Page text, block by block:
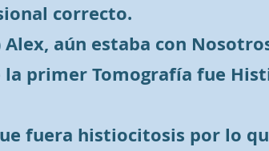
correcto.
aún estaba con
primer Tomografía fue
fuera histiocitosis por lo